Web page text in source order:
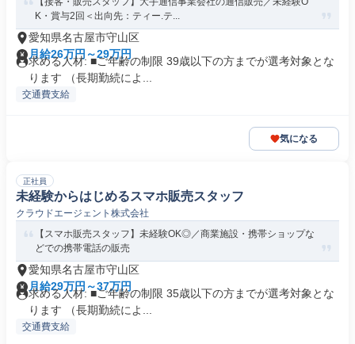
K・賞与2回＜出向先：ティー.テ...
愛知県名古屋市守山区
月給26万円～29万円
求める人材: ■ご年齢の制限 39歳以下の方までが選考対象とな
ります （長期勤続によ...
交通費支給
気になる
正社員
未経験からはじめるスマホ販売スタッフ
クラウドエージェント株式会社
【スマホ販売スタッフ】未経験OK◎／商業施設・携帯ショップな
どでの携帯電話の販売
愛知県名古屋市守山区
月給29万円～37万円
求める人材: ■ご年齢の制限 35歳以下の方までが選考対象とな
ります （長期勤続によ...
交通費支給